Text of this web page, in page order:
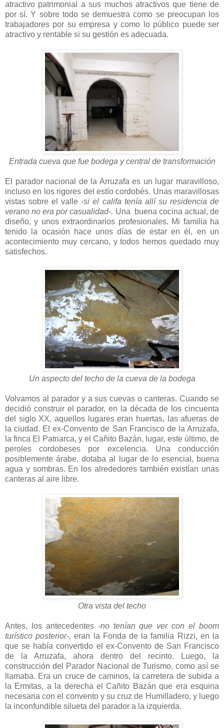
atractivo patrimonial a sus muchos atractivos que tiene de
por sí. Y sobre todo se demuestra como se preocupan los
trabajadores por su empresa y como lo público puede ser
atractivo y rentable si su gestión es adecuada.
Entrada cueva que fue bodega y central de transformación
El parador nacional de la Arruzafa es un lugar maravilloso,
incluso en los rigores del estío cordobés. Unas maravillosas
vistas sobre el valle -si el califa tenía allí su residencia de
verano no era por casualidad-. Una buena cocina actual, de
diseño, y unos extraordinarios profesionales. Mi familia ha
tenido la ocasión hace unos días de estar en él, en un
acontecimiento muy cercano, y todos hemos quedado muy
satisfechos.
Un aspecto del techo de la cueva de la bodega
Volvamos al parador y a sus cuevas o canteras. Cuando se
decidió construir el parador, en la década de los cincuenta
del siglo XX, aquellos lugares eran huertas, las afueras de
la ciudad. El ex-Convento de San Francisco de la Arruzafa,
la finca El Patriarca, y el Cañito Bazán, lugar, este último, de
peroles cordobeses por excelencia. Una conducción
posiblemente árabe, dotaba al lugar de lo esencial, buena
agua y sombras. En los alrededores también existían unas
canteras al aire libre.
Otra vista del techo
Antes, los antecedentes -no tenían que ver con el boom
turístico posterior-, eran la Fonda de la familia Rizzi, en la
que se había convertido el ex-Convento de San Francisco
de la Arruzafa, ahora dentro del recinto. Luego, la
construcción del Parador Nacional de Turismo, como así se
llamaba. Era un cruce de caminos, la carretera de subida a
la Ermitas, a la derecha el Cañito Bazán que era esquina
necesaria con el convento y su cruz de Humilladero, y luego
la inconfundible silueta del parador a la izquierda.